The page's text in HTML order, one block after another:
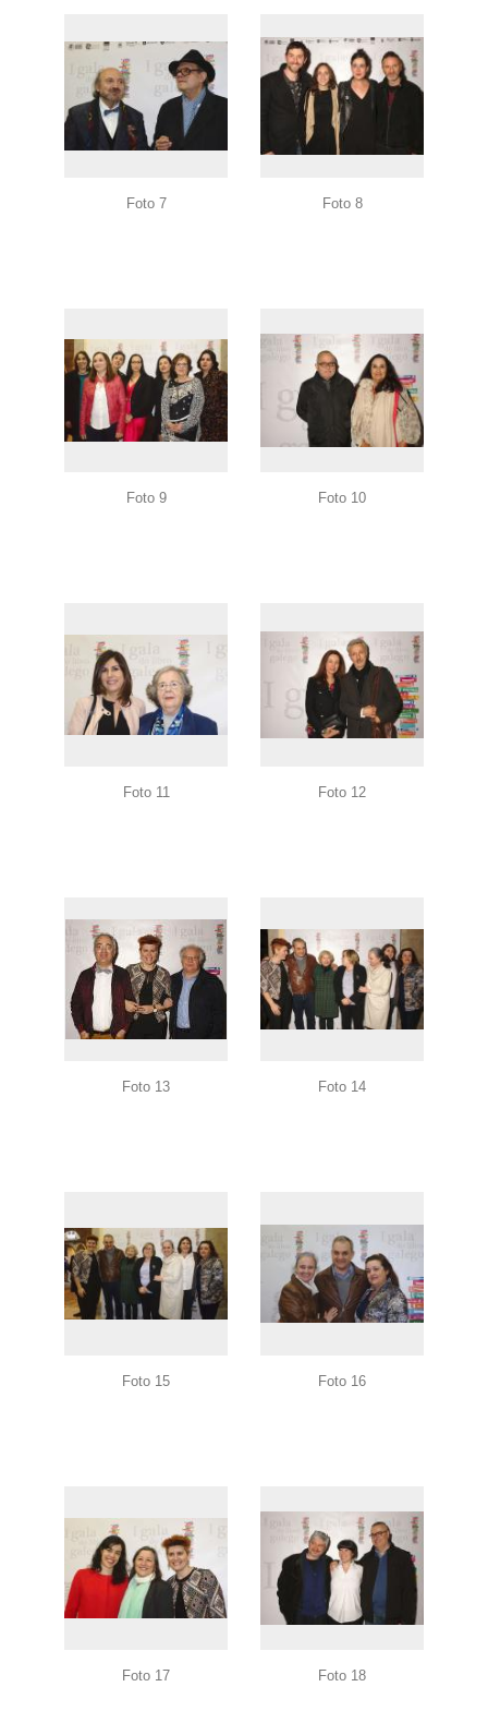
Foto 7 Foto 8
Foto 9 Foto 10
Foto 11 Foto 12
Foto 13 Foto 14
Foto 15 Foto 16
Foto 17 Foto 18